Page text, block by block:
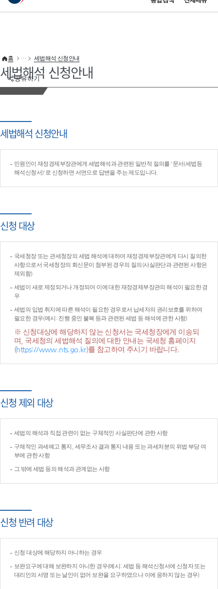
이 누리집은 대한민국 공식 전자정부 누리집입니다.
공유하기
홈 세법해석 신청안내
세법해석 신청안내
세법해석 신청안내
민원인이 재정경제부장관에게 세법해석과 관련된 일반적 질의를 '문서(세법등
해석신청서)'로 신청하면 서면으로 답변을 주는 제도입니다.
신청 대상
국세청장 또는 관세청장의 세법 해석에 대하여 재정경제부장관에게 다시 질의한
사항으로서 국세청장의 회신문이 첨부된 경우의 질의(사실판단과 관련된 사항은
제외함)
세법이 새로 제정되거나 개정되어 이에 대한 재정경제부장관의 해석이 필요한 경
우
세법의 입법 취지에 따른 해석이 필요한 경우로서 납세자의 권리보호를 위하여
필요한 경우(예시: 진행 중인 불복 등과 관련된 세법 등 해석에 관한 사항)
※ 신청대상에 해당하지 않는 신청서는 국세청장에게 이송되
며, 국세청의 세법해석 질의에 대한 안내는 국세청 홈페이지
(https://www.nts.go.kr)를 참고하여 주시기 바랍니다.
신청 제외 대상
세법의 해석과 직접 관련이 없는 구체적인 사실판단에 관한 사항
구체적인 과세예고 통지, 세무조사 결과 통지 내용 또는 과세처분의 위법·부당 여
부에 관한 사항
그 밖에 세법 등의 해석과 관계없는 사항
신청 반려 대상
신청 대상에 해당하지 아니하는 경우
보완요구에 대해 보완하지 아니한 경우(예시: 세법 등 해석신청서에 신청자 또는
대리인의 서명 또는 날인이 없어 보완을 요구하였으나 이에 응하지 않는 경우)